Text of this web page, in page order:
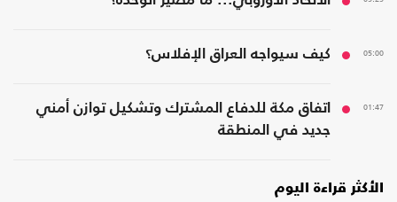
05:00 كيف سيواجه العراق الإفلاس؟
01:47
اتفاق مكة للدفاع المشترك وتشكيل توازن أمني
جديد في المنطقة
الأكثر قراءة اليوم